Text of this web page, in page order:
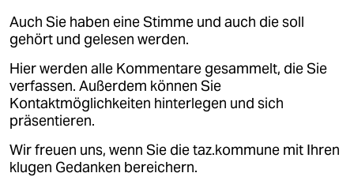
genossenschaft
epaper login
Auch Sie haben eine Stimme und auch die soll
gehört und gelesen werden.
Hier werden alle Kommentare gesammelt, die Sie
verfassen. Außerdem können Sie
Kontaktmöglichkeiten hinterlegen und sich
präsentieren.
Wir freuen uns, wenn Sie die taz.kommune mit Ihren
klugen Gedanken bereichern.